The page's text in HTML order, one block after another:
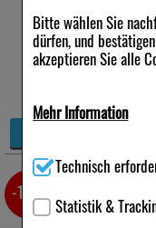
Bitte wählen Sie
dürfen, und
akzeptieren Sie alle
Mehr Information
die Grundfunktionen
verzichtet werden
Technisch
Statistik &
-14%